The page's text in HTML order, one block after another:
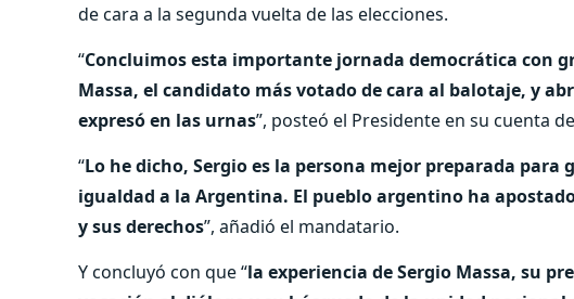
de cara a la segunda vuelta de las elecciones.
“Concluimos esta importante jornada democrática con
Massa, el candidato más votado de cara al balotaje, y
expresó en las urnas”, posteó el Presidente en su cuenta
“Lo he dicho, Sergio es la persona mejor preparada
igualdad a la Argentina. El pueblo argentino ha
y sus derechos”, añadió el mandatario.
Y concluyó con que “la experiencia de Sergio Massa, su